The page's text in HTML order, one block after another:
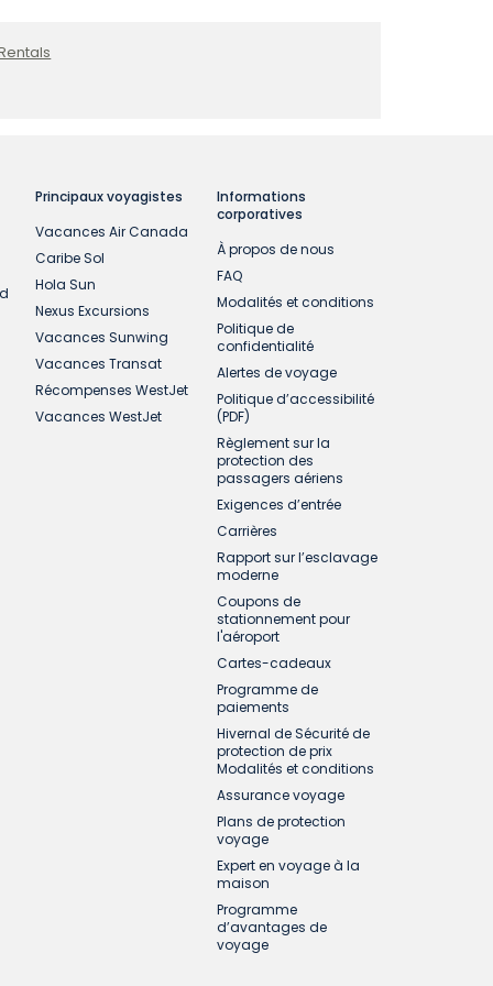
Principaux voyagistes
Vacances Air Canada
Caribe Sol
Hola Sun
Nexus Excursions
Vacances Sunwing
Vacances Transat
Récompenses WestJet
Vacances WestJet
Informations
corporatives
À propos de nous
FAQ
Modalités et conditions
Politique de
confidentialité
Alertes de voyage
Politique d’accessibilité
(PDF)
Règlement sur la
protection des
passagers aériens
Exigences d’entrée
Carrières
Rapport sur l’esclavage
moderne
Coupons de
stationnement pour
l'aéroport
Cartes-cadeaux
Programme de
paiements
Hivernal de Sécurité de
protection de prix
Modalités et conditions
Assurance voyage
Plans de protection
voyage
Expert en voyage à la
maison
Programme
d’avantages de
voyage